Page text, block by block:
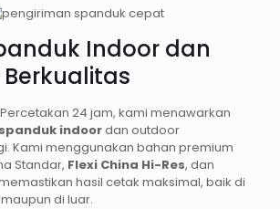
Indoor dan
24 jam, kami menawarkan
indoordan outdoor
Kami menggunakan bahan premium
Standar, Flexi China Hi-Res, dan
hasil cetak maksimal, baik di
di luar.